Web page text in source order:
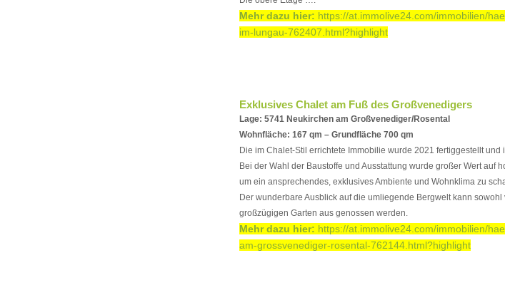
Mehr dazu hier: https://at.immolive24.com/immobilien/
im-lungau-762407.html?highlight
Exklusives Chalet am Fuß des Großvenedigers
Lage: 5741 Neukirchen am Großvenediger/Rosental
Wohnfläche: 167 qm – Grundfläche 700 qm
Die im Chalet-Stil errichtete Immobilie wurde 2021 fertiggestellt und
Bei der Wahl der Baustoffe und Ausstattung wurde großer Wert auf
um ein ansprechendes, exklusives Ambiente und Wohnklima zu
Der wunderbare Ausblick auf die umliegende Bergwelt kann
großzügigen Garten aus genossen werden.
Mehr dazu hier: https://at.immolive24.com/immobilien/
am-grossvenediger-rosental-762144.html?highlight